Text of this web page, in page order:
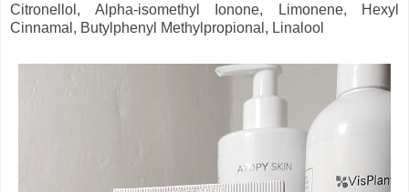
Citronellol, Alpha-isomethyl Ionone, Limonene, Hexyl
Cinnamal, Butylphenyl Methylpropional, Linalool